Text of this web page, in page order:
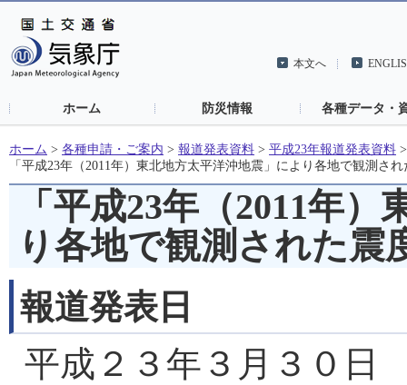
本文へ
ホーム 防災情報 各種データ・
ホーム > 各種申請・ご案内 > 報道発表資料 > 平成23年報道発表資料
「平成23年（2011年）東北地方太平洋沖地震」により各地で観測さ
「平成23年（2011年
り各地で観測された震
報道発表日
平成２３年３月３０日